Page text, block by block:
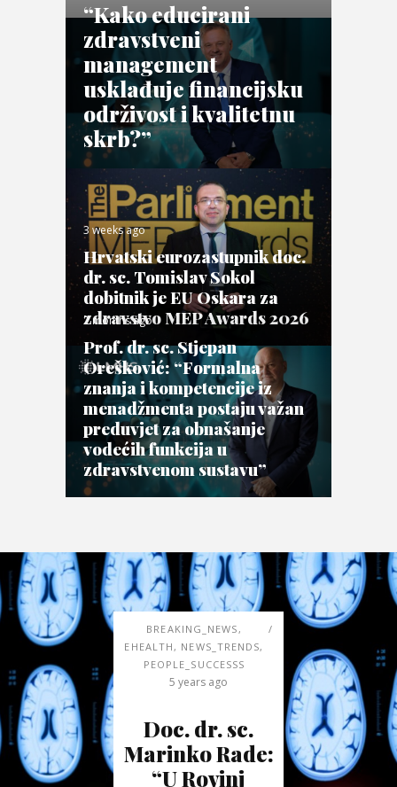
“Kako educirani
zdravstveni
management
usklađuje financijsku
održivost i kvalitetnu
skrb?”
3 weeks ago
Hrvatski eurozastupnik doc.
dr. sc. Tomislav Sokol
dobitnik je EU Oskara za
zdravstvo MEP Awards 2026
2 months ago
Prof. dr. sc. Stjepan
Orešković: “Formalna
znanja i kompetencije iz
menadžmenta postaju važan
preduvjet za obnašanje
vodećih funkcija u
zdravstvenom sustavu”
BREAKING_NEWS,
EHEALTH, NEWS_TRENDS,
PEOPLE_SUCCESSS
5 years ago
Doc. dr. sc.
Marinko Rade:
“U Rovinj